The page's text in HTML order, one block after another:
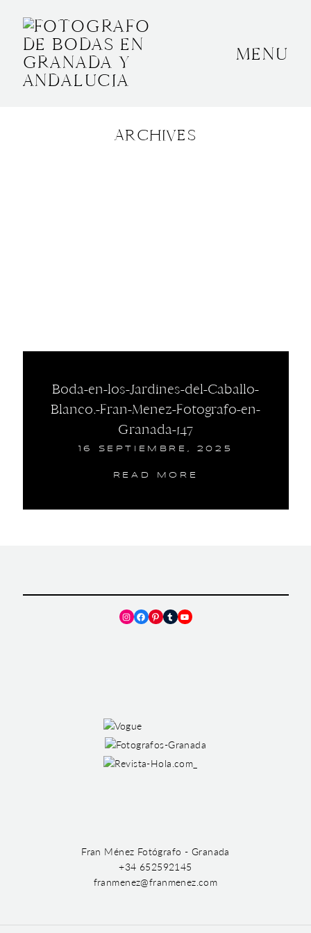
MENU
ARCHIVES
Boda-en-los-Jardines-del-Caballo-
Blanco.-Fran-Menez-Fotografo-en-
Granada-147
16 SEPTIEMBRE, 2025
READ MORE
BODAS
Instagram
Facebook
Pinterest
TumblrYouTube
Fran Ménez Fotógrafo - Granada
+34 652592145
franmenez@franmenez.com